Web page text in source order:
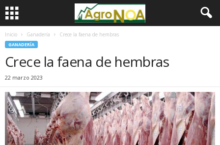
Inicio Ganadería Crece la faena de hembras
GANADERÍA
Crece la faena de hembras
22 marzo 2023